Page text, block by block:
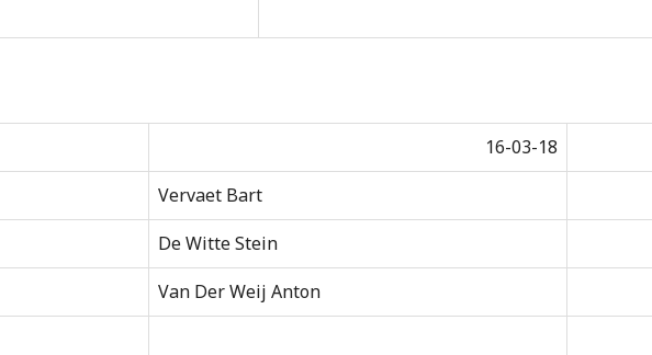
16-03-18
Vervaet Bart
De Witte Stein
Van Der Weij Anton